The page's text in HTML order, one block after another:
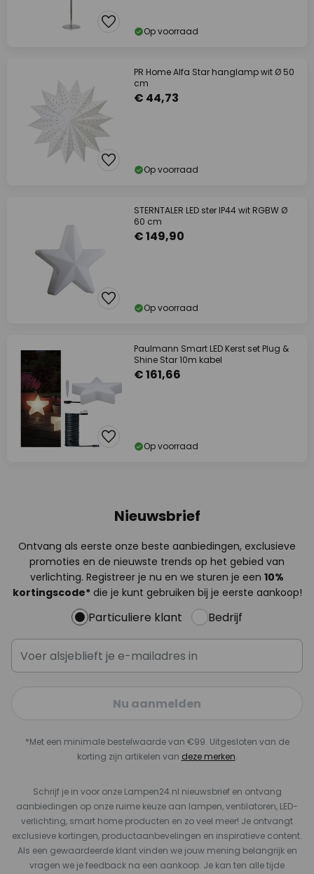
Op voorraad
PR Home Alfa Star hanglamp wit Ø 50
cm
€ 44,73
Op voorraad
STERNTALER LED ster IP44 wit RGBW Ø
60 cm
€ 149,90
Op voorraad
Paulmann Smart LED Kerst set Plug &
Shine Star 10m kabel
€ 161,66
Op voorraad
Nieuwsbrief
Ontvang als eerste onze beste aanbiedingen, exclusieve
promoties en de nieuwste trends op het gebied van
verlichting. Registreer je nu en we sturen je een 10%
kortingscode*die je kunt gebruiken bij je eerste aankoop!
Particuliere klant Bedrijf
Nu aanmelden
*Met een minimale bestelwaarde van €99. Uitgesloten van de
korting zijn artikelen van deze merken.
Schrijf je in voor onze Lampen24.nl nieuwsbrief en ontvang
aanbiedingen op onze ruime keuze aan lampen, ventilatoren, LED-
verlichting, smart home producten en zo veel meer! Je ontvangt
exclusieve kortingen, productaanbevelingen en inspiratieve content.
Als een gewaardeerde klant vinden we jouw mening belangrijk en
vragen we je feedback na een aankoop. Je kan ten alle tijde